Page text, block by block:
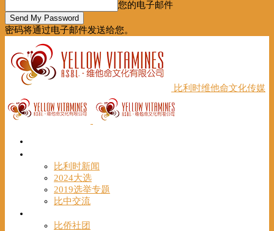
您的电子邮件
密码将通过电子邮件发送给您。
比利时维他命文化传媒
比利时新闻
2024大选
2019选举专题
比中交流
比侨社团